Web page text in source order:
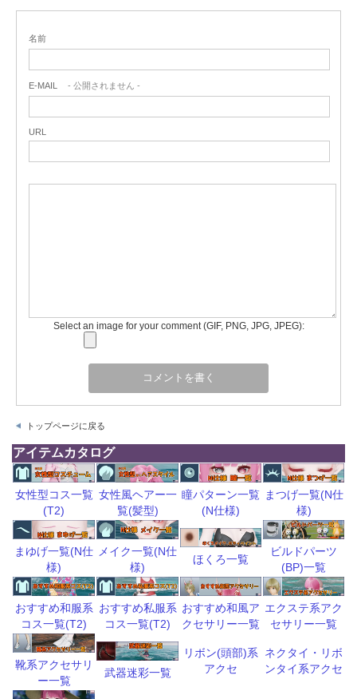
名前
E-MAIL - 公開されません -
URL
Select an image for your comment (GIF, PNG, JPG, JPEG):
トップページに戻る
アイテムカタログ
女性型コス一覧
(T2)
女性風ヘアー一
覧(髪型)
瞳パターン一覧
(N仕様)
まつげ一覧(N仕
様)
まゆげ一覧(N仕
様)
メイク一覧(N仕
様)
ほくろ一覧
ビルドパーツ
(BP)一覧
おすすめ和服系
コス一覧(T2)
おすすめ私服系
コス一覧(T2)
おすすめ和風ア
クセサリー一覧
エクステ系アク
セサリー一覧
靴系アクセサリ
ー一覧
武器迷彩一覧
リボン(頭部)系
アクセ
ネクタイ・リボ
ンタイ系アクセ